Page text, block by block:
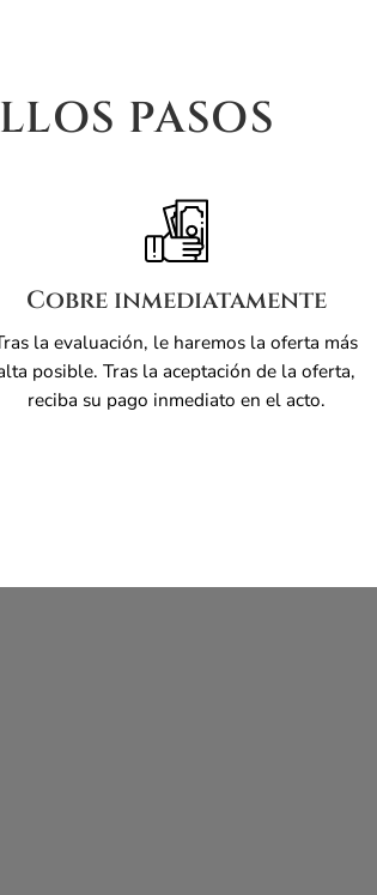
PASOS
Cobre inmediatamente
la evaluación, le haremos la oferta más
posible. Tras la aceptación de la oferta,
reciba su pago inmediato en el acto.